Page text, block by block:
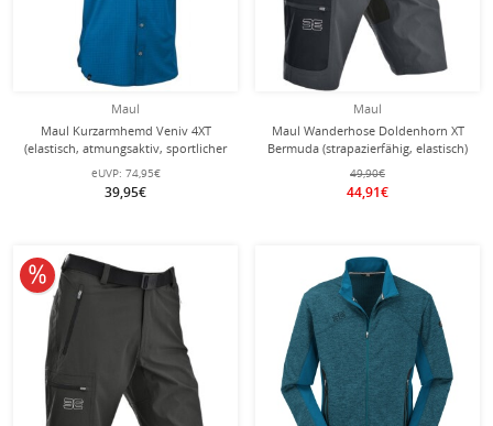
Maul
Maul Kurzarmhemd Veniv 4XT
(elastisch, atmungsaktiv, sportlicher
Schnitt) blau Herren
eUVP: 74,95€
39,95€
Maul
Maul Wanderhose Doldenhorn XT
Bermuda (strapazierfähig, elastisch)
kurz dunkelgrau/schwarz Herren
49,90€
44,91€
10% reduziert